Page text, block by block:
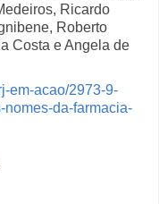
Ricardo
Roberto
Costa e Angela de
em-acao/2973-9-
da-farmacia-